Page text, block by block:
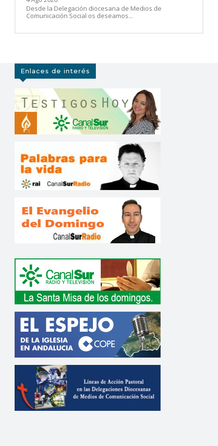
Desde la Delegación diocesana de Medios de
Comunicación Social os deseamos...
Enlaces de interés